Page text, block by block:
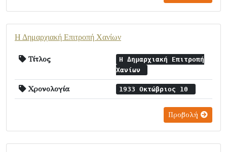
Η Δημαρχιακή Επιτροπή Χανίων
Τίτλος
Η Δημαρχιακή Επιτροπή
Χανίων
Χρονολογία 1933 Οκτώβριος 10
Προβολή